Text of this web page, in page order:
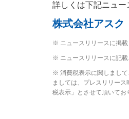
詳しくは下記ニュー
株式会社アスク
※ ニュースリリースに掲載
※ ニュースリリースに記載
※ 消費税表示に関しまし
ましては、プレスリリー
税表示」とさせて頂いてお